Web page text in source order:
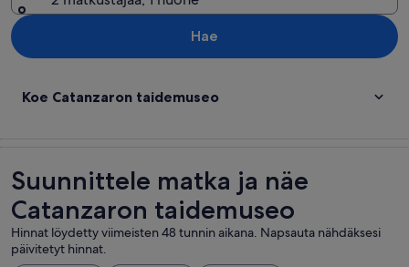
Hae
Koe Catanzaron taidemuseo
Suunnittele matka ja näe
Catanzaron taidemuseo
Hinnat löydetty viimeisten 48 tunnin aikana. Napsauta nähdäksesi
päivitetyt hinnat.